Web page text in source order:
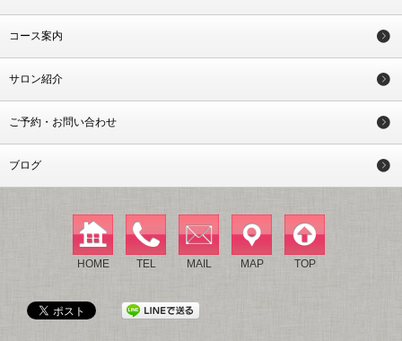
コース案内
サロン紹介
ご予約・お問い合わせ
ブログ
HOME TEL MAIL MAP TOP